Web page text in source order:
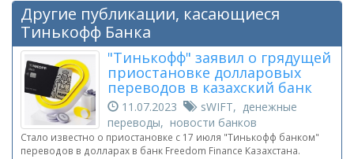
Другие публикации, касающиеся
Тинькофф Банка
"Тинькофф" заявил о грядущей
приостановке долларовых
переводов в казахский банк
11.07.2023
sWIFT, денежные
переводы, новости банков
Стало известно о приостановке с 17 июля "Тинькофф банком"
переводов в долларах в банк Freedom Finance Казахстана.